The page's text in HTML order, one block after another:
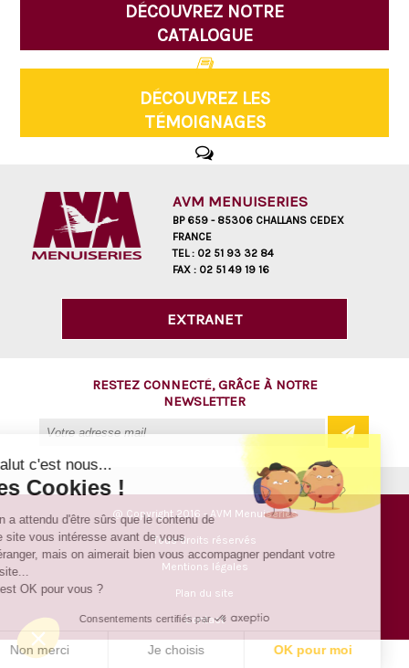
DÉCOUVREZ NOTRE
CATALOGUE
DÉCOUVREZ LES
TÉMOIGNAGES
AVM MENUISERIES
BP 659 - 85306 CHALLANS CEDEX
FRANCE
TEL : 02 51 93 32 84
FAX : 02 51 49 19 16
EXTRANET
RESTEZ CONNECTÉ, GRÂCE À NOTRE
NEWSLETTER
@ Copyright 2016 - AVM Menuiseries
Tous droits réservés
Mentions légales
Plan du site
Contact
Salut c'est nous...
les Cookies !
On a attendu d'être sûrs que le contenu de
ce site vous intéresse avant de vous
déranger, mais on aimerait bien vous accompagner pendant votre
visite...
C'est OK pour vous ?
Consentements certifiés par
Non merci Je choisis OK pour moi